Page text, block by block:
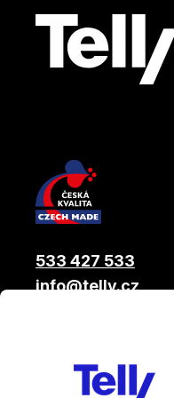
533 427 533
info@telly.cz